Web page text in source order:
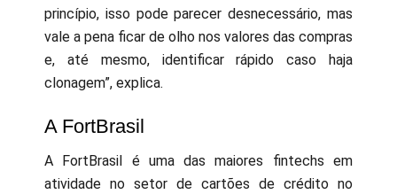
princípio, isso pode parecer desnecessário, mas
vale a pena ficar de olho nos valores das compras
e, até mesmo, identificar rápido caso haja
clonagem”, explica.
A FortBrasil
A FortBrasil é uma das maiores fintechs em
atividade no setor de cartões de crédito no